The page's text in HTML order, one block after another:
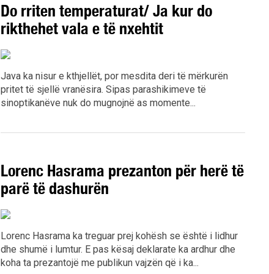
Do rriten temperaturat/ Ja kur do
rikthehet vala e të nxehtit
Java ka nisur e kthjellët, por mesdita deri të mërkurën
pritet të sjellë vranësira. Sipas parashikimeve të
sinoptikanëve nuk do mugnojnë as momente...
Lorenc Hasrama prezanton për herë të
parë të dashurën
Lorenc Hasrama ka treguar prej kohësh se është i lidhur
dhe shumë i lumtur. E pas kësaj deklarate ka ardhur dhe
koha ta prezantojë me publikun vajzën që i ka...